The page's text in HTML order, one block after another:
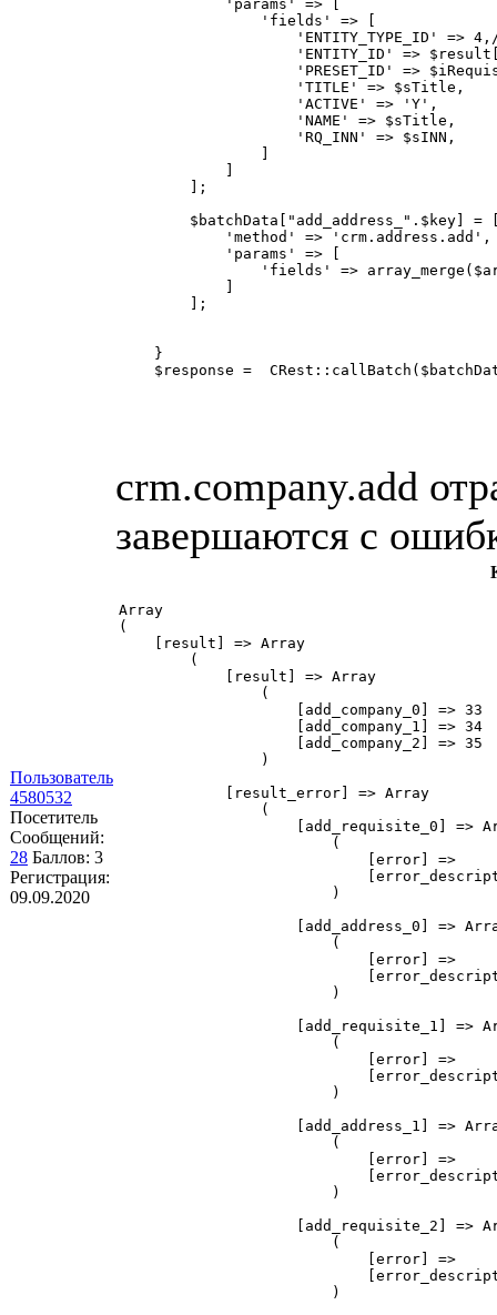
Пользователь
4580532
Посетитель
Сообщений:
28 Баллов: 3
Регистрация:
09.09.2020
'params' => [
'fields' => [
'ENTITY_TYPE_ID' => 4,//4 - is
'ENTITY_ID' =>
'PRESET_ID' =>
'TITLE' => $sTitle,
'ACTIVE' => 'Y',
'NAME' => $sTitle,
'RQ_INN' => $sINN,
];
$batchData["add_address_".$key] =
'method' => 'crm.address.add',
'params' => [
'fields' =>
];
}
$response =
crm.company.add
завершаются с
Array
(
[result] => Array
(
[result] => Array
(
[add_company_0] => 33
[add_company_1] => 34
[add_company_2] => 35
)
[result_error] => Array
(
[add_requisite_0] =>
(
[error] =>
[error_description] =>
)
[add_address_0] =>
(
[error] =>
[error_description] =>
)
[add_requisite_1] =>
(
[error] =>
[error_description] =>
)
[add_address_1] =>
(
[error] =>
[error_description] =>
)
[add_requisite_2] =>
(
[error] =>
[error_description] =>
)